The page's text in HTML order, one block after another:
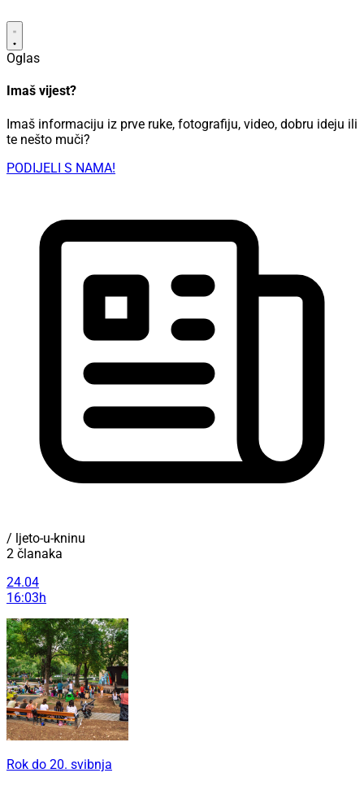
Oglas
Imaš vijest?
Imaš informaciju iz prve ruke, fotografiju, video, dobru ideju ili
te nešto muči?
PODIJELI S NAMA!
/ ljeto-u-kninu
2 članaka
24.04
16:03h
Rok do 20. svibnja